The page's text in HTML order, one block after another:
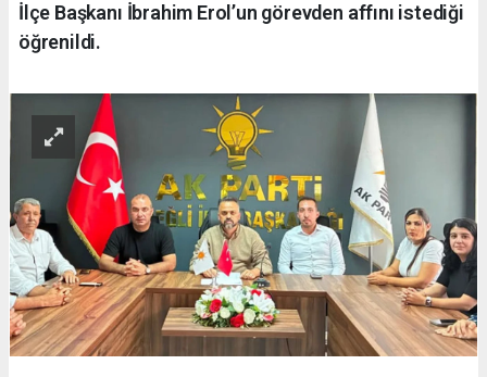
İlçe Başkanı İbrahim Erol’un görevden affını istediği
öğrenildi.